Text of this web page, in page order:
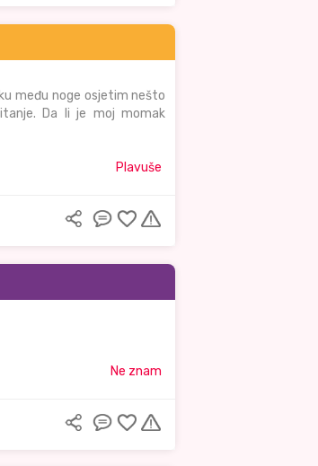
među noge osjetim nešto
Da li je moj momak
Plavuše
Ne znam